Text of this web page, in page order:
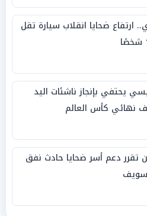
ارتفاع ضحايا انقلاب سيارة تقل
يحتفي بإنجاز ناشئات اليد
نهائي كأس العالم
تقرر دعم أسر ضحايا حادث نفق
سويف